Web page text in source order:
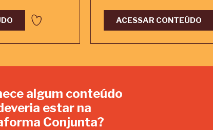
ACESSAR CONTEÚDO
algum conteúdo
estar na
Conjunta?